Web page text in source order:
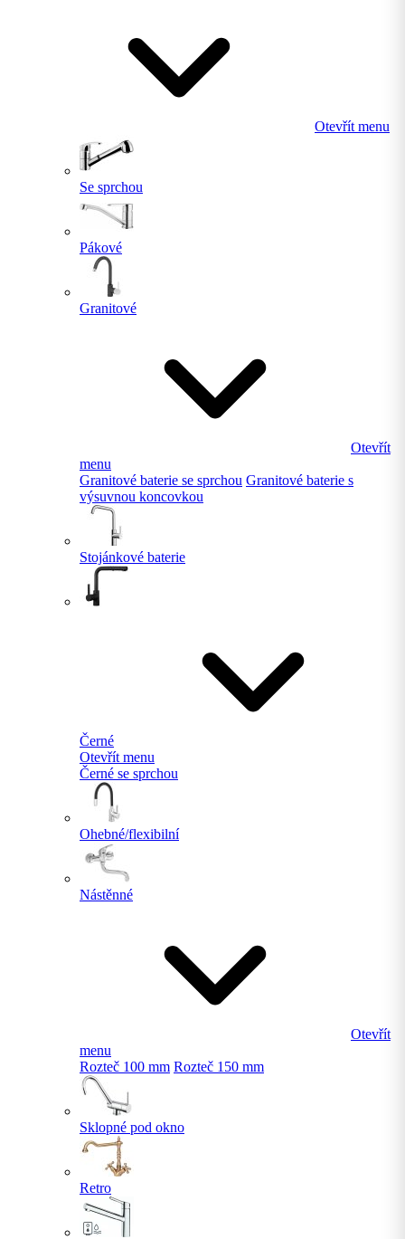
Otevřít menu
Se sprchou
Pákové
Granitové
Otevřít
menu
Granitové baterie se sprchou Granitové baterie s
výsuvnou koncovkou
Stojánkové baterie
Černé
Otevřít menu
Černé se sprchou
Ohebné/flexibilní
Nástěnné
Otevřít
menu
Rozteč 100 mm Rozteč 150 mm
Sklopné pod okno
Retro